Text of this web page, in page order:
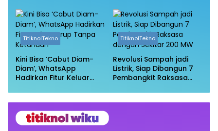
Aman?
TitiknolTekno
Kini Bisa ‘Cabut Diam-
Diam’, WhatsApp
Hadirkan Fitur Keluar
TitiknolTekno
Revolusi Sampah jadi
Listrik, Siap Dibangun 7
Pembangkit Raksasa